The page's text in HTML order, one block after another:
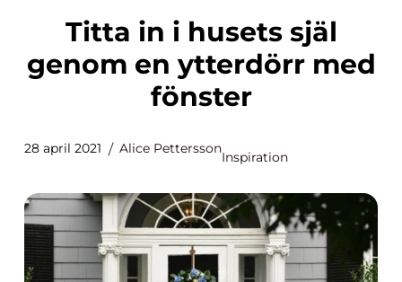
Titta in i husets själ
genom en ytterdörr med
fönster
28 april 2021 Alice Pettersson
Inspiration